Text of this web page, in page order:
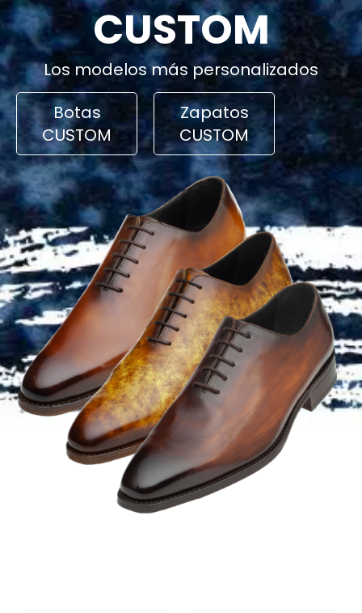
CUSTOM
Los modelos más personalizados
Botas
CUSTOM
Zapatos
CUSTOM